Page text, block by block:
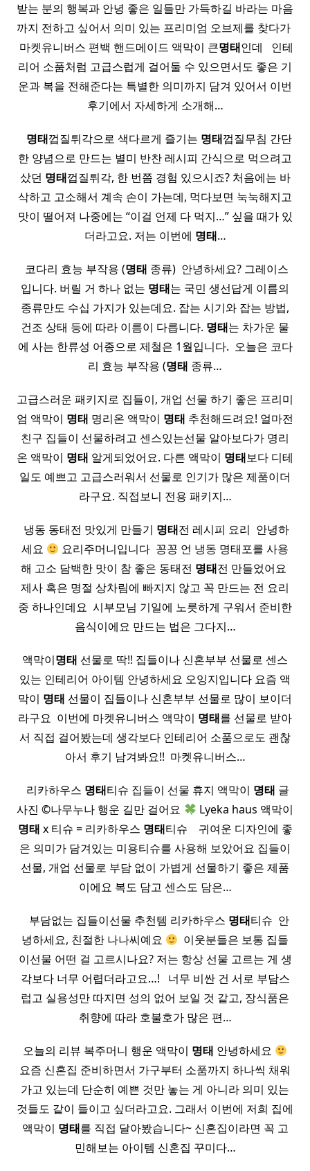
받는 분의 행복과 안녕 좋은 일들만 가득하길 바라는 마음
까지 전하고 싶어서 의미 있는 프리미엄 오브제를 찾다가 ​
​ 마켓유니버스 편백 핸드메이드 액막이 큰명태인데 ​ ​ 인테
리어 소품처럼 고급스럽게 걸어둘 수 있으면서도 좋은 기
운과 복을 전해준다는 특별한 의미까지 담겨 있어서 이번
후기에서 자세하게 소개해…
명태껍질튀각으로 색다르게 즐기는 명태껍질무침 간단
한 양념으로 만드는 별미 반찬 레시피 간식으로 먹으려고
샀던 명태껍질튀각, 한 번쯤 경험 있으시죠? 처음에는 바
삭하고 고소해서 계속 손이 가는데, 먹다보면 눅눅해지고
맛이 떨어져 나중에는 “이걸 언제 다 먹지…” 싶을 때가 있
더라고요. 저는 이번에 명태…
​ 코다리 효능 부작용 (명태 종류) ​ 안녕하세요? 그레이스
입니다. 버릴 거 하나 없는 명태는 국민 생선답게 이름의
종류만도 수십 가지가 있는데요. 잡는 시기와 잡는 방법,
건조 상태 등에 따라 이름이 다릅니다. 명태는 차가운 물
에 사는 한류성 어종으로 제철은 1월입니다. ​ 오늘은 코다
리 효능 부작용 (명태 종류…
고급스러운 패키지로 집들이, 개업 선물 하기 좋은 프리미
엄 액막이 명태 명리온 액막이 명태 추천해드려요! 얼마전
친구 집들이 선물하려고 센스있는선물 알아보다가 명리
온 액막이 명태 알게되었어요. 다른 액막이 명태보다 디테
일도 예쁘고 고급스러워서 선물로 인기가 많은 제품이더
라구요. 직접보니 전용 패키지…
​ 냉동 동태전 맛있게 만들기 명태전 레시피 요리 ​ 안녕하
세요
요리주머니입니다 ​ 꽁꽁 언 냉동 명태포를 사용
해 고소 담백한 맛이 참 좋은 동태전 명태전 만들었어요 ​
제사 혹은 명절 상차림에 빠지지 않고 꼭 만드는 전 요리
중 하나인데요 ​ 시부모님 기일에 노릇하게 구워서 준비한
음식이에요 만드는 법은 그다지…
액막이명태 선물로 딱!! 집들이나 신혼부부 선물로 센스
있는 인테리어 아이템 안녕하세요 오잉지입니다 요즘 액
막이 명태 선물이 집들이나 신혼부부 선물로 많이 보이더
라구요 ​ 이번에 마켓유니버스 액막이 명태를 선물로 받아
서 직접 걸어봤는데 생각보다 인테리어 소품으로도 괜찮
아서 후기 남겨봐요!! ​ 마켓유니버스…
​ ​ 리카하우스 명태티슈 집들이 선물 휴지 액막이 명태 글
사진 ©나무누나 행운 길만 걸어요
Lyeka haus 액막이
명태 x 티슈 = 리카하우스 명태티슈 ​ ​ ​ 귀여운 디자인에 좋
은 의미가 담겨있는 미용티슈를 사용해 보았어요 집들이
선물, 개업 선물로 부담 없이 가볍게 선물하기 좋은 제품
이에요 복도 담고 센스도 담은…
​ ​ ​ 부담없는 집들이선물 추천템 리카하우스 명태티슈 ​ 안
녕하세요, 친절한 나나씨예요
​ 이웃분들은 보통 집들
이선물 어떤 걸 고르시나요? 저는 항상 선물 고르는 게 생
각보다 너무 어렵더라고요…! ​ ​ 너무 비싼 건 서로 부담스
럽고 실용성만 따지면 성의 없어 보일 것 같고, 장식품은
취향에 따라 호불호가 많은 편…
오늘의 리뷰 복주머니 행운 액막이 명태 안녕하세요
요즘 신혼집 준비하면서 가구부터 소품까지 하나씩 채워
가고 있는데 단순히 예쁜 것만 놓는 게 아니라 의미 있는
것들도 같이 들이고 싶더라고요. 그래서 이번에 저희 집에
액막이 명태를 직접 달아봤습니다~ 신혼집이라면 꼭 고
민해보는 아이템 신혼집 꾸미다…